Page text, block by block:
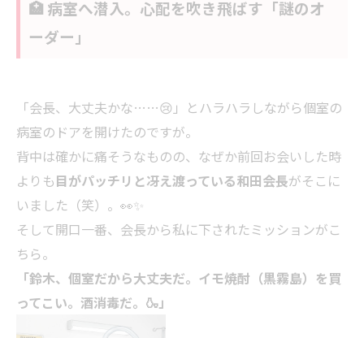
🏥 病室へ潜入。心配を吹き飛ばす「謎のオ
ーダー」
「会長、大丈夫かな……😢」とハラハラしながら個室の
病室のドアを開けたのですが。
背中は確かに痛そうなものの、なぜか前回お会いした時
よりも目がパッチリと冴え渡っている和田会長がそこに
いました（笑）。👀✨
そして開口一番、会長から私に下されたミッションがこ
ちら。
「鈴木、個室だから大丈夫だ。イモ焼酎（黒霧島）を買
ってこい。酒消毒だ。🍶」